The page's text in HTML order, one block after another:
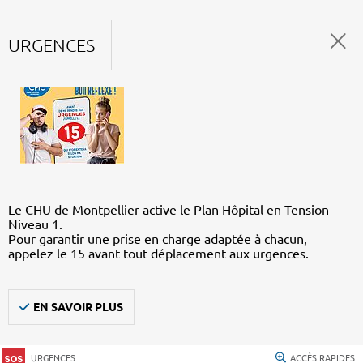
URGENCES
Le CHU de Montpellier active le Plan Hôpital en Tension –
Niveau 1.
Pour garantir une prise en charge adaptée à chacun,
appelez le 15 avant tout déplacement aux urgences.
EN SAVOIR PLUS
URGENCES ACCÈS RAPIDES